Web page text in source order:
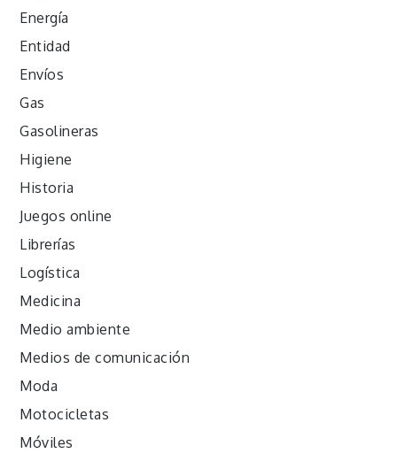
Energía
Entidad
Envíos
Gas
Gasolineras
Higiene
Historia
Juegos online
Librerías
Logística
Medicina
Medio ambiente
Medios de comunicación
Moda
Motocicletas
Móviles